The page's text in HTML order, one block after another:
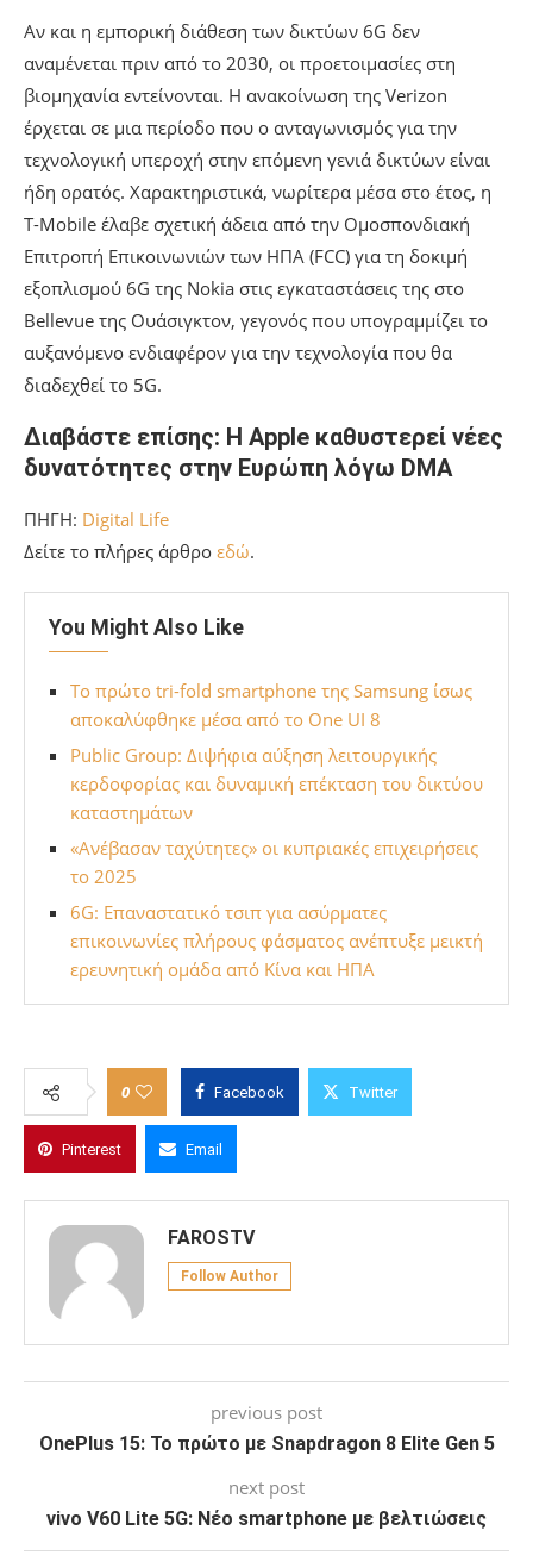
Αν και η εμπορική διάθεση των δικτύων 6G δεν
αναμένεται πριν από το 2030, οι προετοιμασίες στη
βιομηχανία εντείνονται. Η ανακοίνωση της Verizon
έρχεται σε μια περίοδο που ο ανταγωνισμός για την
τεχνολογική υπεροχή στην επόμενη γενιά δικτύων είναι
ήδη ορατός. Χαρακτηριστικά, νωρίτερα μέσα στο έτος, η
T-Mobile έλαβε σχετική άδεια από την Ομοσπονδιακή
Επιτροπή Επικοινωνιών των ΗΠΑ (FCC) για τη δοκιμή
εξοπλισμού 6G της Nokia στις εγκαταστάσεις της στο
Bellevue της Ουάσιγκτον, γεγονός που υπογραμμίζει το
αυξανόμενο ενδιαφέρον για την τεχνολογία που θα
διαδεχθεί το 5G.
Διαβάστε επίσης: Η Apple καθυστερεί νέες
δυνατότητες στην Ευρώπη λόγω DMA
ΠΗΓΗ: Digital Life
Δείτε το πλήρες άρθρο εδώ.
You Might Also Like
Το πρώτο tri-fold smartphone της Samsung ίσως
αποκαλύφθηκε μέσα από το One UI 8
Public Group: Διψήφια αύξηση λειτουργικής
κερδοφορίας και δυναμική επέκταση του δικτύου
καταστημάτων
«Ανέβασαν ταχύτητες» οι κυπριακές επιχειρήσεις
το 2025
6G: Επαναστατικό τσιπ για ασύρματες
επικοινωνίες πλήρους φάσματος ανέπτυξε μεικτή
ερευνητική ομάδα από Κίνα και ΗΠΑ
0 Facebook Twitter
Pinterest Email
FAROSTV
Follow Author
previous post
OnePlus 15: Το πρώτο με Snapdragon 8 Elite Gen 5
next post
vivo V60 Lite 5G: Νέο smartphone με βελτιώσεις